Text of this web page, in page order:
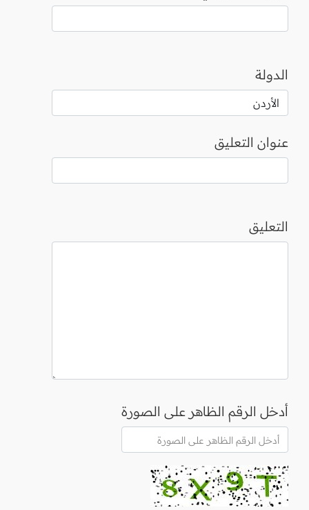
الدولة
عنوان التعليق
التعليق
أدخل الرقم الظاهر على الصورة